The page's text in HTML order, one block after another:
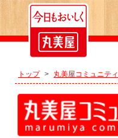
トップ > 丸美屋コミュニティ